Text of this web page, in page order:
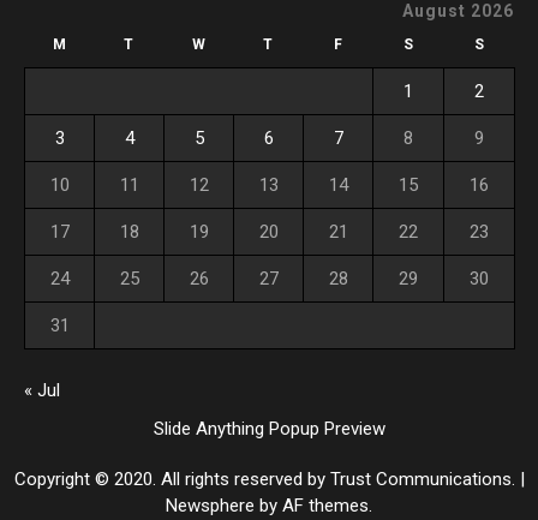
August 2026
M T W T F S S
1 2
3 4 5 6 7 8 9
10 11 12 13 14 15 16
17 18 19 20 21 22 23
24 25 26 27 28 29 30
31
« Jul
Slide Anything Popup Preview
Copyright © 2020. All rights reserved by Trust Communications. |
Newsphere by AF themes.